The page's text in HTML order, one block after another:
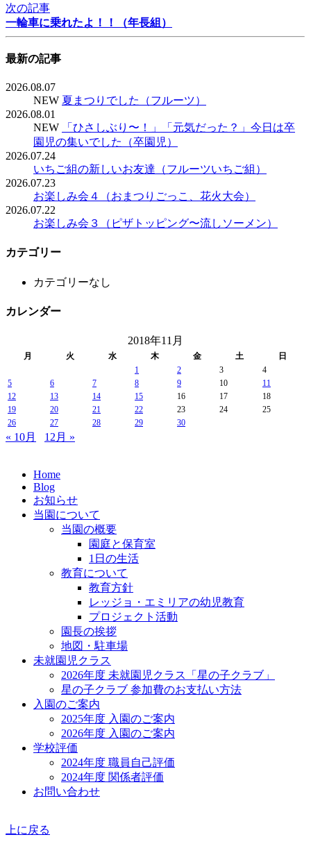
次の記事
一輪車に乗れたよ！！（年長組）
最新の記事
2026.08.07
NEW 夏まつりでした（フルーツ）
2026.08.01
NEW
「ひさしぶり〜！」「元気だった？」今日は卒
園児の集いでした（卒園児）
2026.07.24
いちご組の新しいお友達（フルーツいちご組）
2026.07.23
お楽しみ会４（おまつりごっこ、花火大会）
2026.07.22
お楽しみ会３（ピザトッピング〜流しソーメン）
カテゴリー
カテゴリーなし
カレンダー
2018年11月
月 火 水 木 金 土
日
1
2 3
4
5
6 7 8 9 10
11
12
13 14 15 16 17
18
19
20 21 22 23 24
25
26
27 28 29 30
« 10月 12月 »
Home
Blog
お知らせ
当園について
当園の概要
園庭と保育室
1日の生活
教育について
教育方針
レッジョ・エミリアの幼児教育
プロジェクト活動
園長の挨拶
地図・駐車場
未就園児クラス
2026年度 未就園児クラス「星の子クラブ」
星の子クラブ 参加費のお支払い方法
入園のご案内
2025年度 入園のご案内
2026年度 入園のご案内
学校評価
2024年度 職員自己評価
2024年度 関係者評価
お問い合わせ
上に戻る